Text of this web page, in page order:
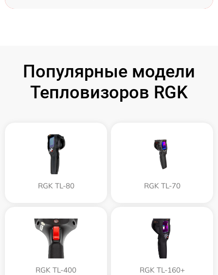
Популярные модели
Тепловизоров RGK
RGK TL-80 RGK TL-70
RGK TL-400 RGK TL-160+